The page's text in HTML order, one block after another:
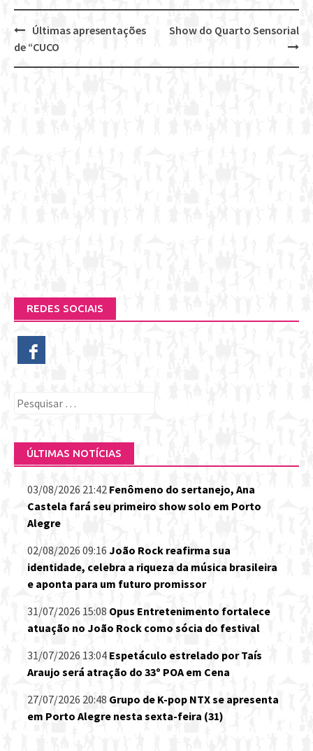
Post
navigation
Show do Quarto Sensorial
Últimas apresentações
de “CUCO
REDES SOCIAIS
Pesquisar
ÚLTIMAS NOTÍCIAS
03/08/2026 21:42 Fenômeno do sertanejo, Ana
Castela fará seu primeiro show solo em Porto
Alegre
02/08/2026 09:16 João Rock reafirma sua
identidade, celebra a riqueza da música brasileira
e aponta para um futuro promissor
31/07/2026 15:08 Opus Entretenimento fortalece
atuação no João Rock como sócia do festival
31/07/2026 13:04 Espetáculo estrelado por Taís
Araujo será atração do 33º POA em Cena
27/07/2026 20:48 Grupo de K-pop NTX se apresenta
em Porto Alegre nesta sexta-feira (31)